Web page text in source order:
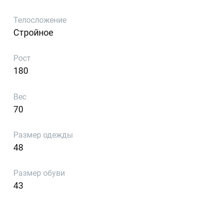
Телосложение
Стройное
Рост
180
Вес
70
Размер одежды
48
Размер обуви
43